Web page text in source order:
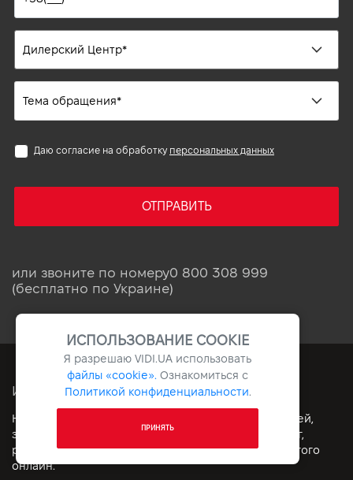
Даю согласие на обработку персональных данных
ОТПРАВИТЬ
или звоните по номеру0 800 308 999
(бесплатно по Украине)
ИНТЕРНЕТ-АВТОСАЛОН VIDI.UA
Наилучшие условия покупки и продажи автомобилей,
запчастей, аксессуаров, страховых продуктов, услуг,
ремонта, сервисного обслуживания и многого другого
онлайн.
ИСПОЛЬЗОВАНИЕ COOKIE
Я разрешаю VIDI.UA использовать
файлы «cookie». Ознакомиться с
Политикой конфиденциальности.
ПРИНЯТЬ